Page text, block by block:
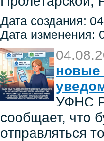
Дата создания:
Дата изменения:
новые
УФНС
сообщает, что
отправляться